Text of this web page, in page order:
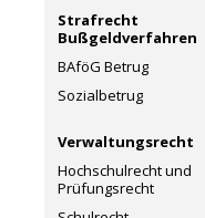
Strafrecht
Bußgeldverfahren
BAföG Betrug
Sozialbetrug
Verwaltungsrecht
Hochschulrecht und
Prüfungsrecht